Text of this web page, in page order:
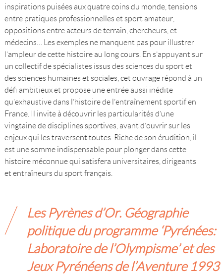
inspirations puisées aux quatre coins du monde, tensions
entre pratiques professionnelles et sport amateur,
oppositions entre acteurs de terrain, chercheurs, et
médecins… Les exemples ne manquent pas pour illustrer
l’ampleur de cette histoire au long cours. En s’appuyant sur
un collectif de spécialistes issus des sciences du sport et
des sciences humaines et sociales, cet ouvrage répond à un
défi ambitieux et propose une entrée aussi inédite
qu’exhaustive dans l’histoire de l’entraînement sportif en
France. Il invite à découvrir les particularités d’une
vingtaine de disciplines sportives, avant d’ouvrir sur les
enjeux qui les traversent toutes. Riche de son érudition, il
est une somme indispensable pour plonger dans cette
histoire méconnue qui satisfera universitaires, dirigeants
et entraîneurs du sport français.
Les Pyrènes d’Or. Géographie
politique du programme ‘Pyrénées:
Laboratoire de l’Olympisme’ et des
Jeux Pyrénéens de l’Aventure 1993